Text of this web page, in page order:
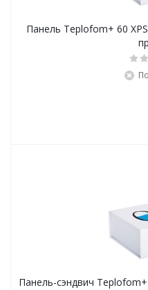
Панель Teplofom+ 60
Панель-сэндвич